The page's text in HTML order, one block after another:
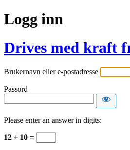
Logg inn
Drives med kraft
Brukernavn eller e-postadresse
Passord
Please enter an answer in digits:
12 + 10 =